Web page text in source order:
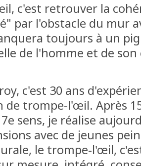
c'est retrouver la
par l'obstacle du mur
toujours à un
de l'homme et de
c'est 30 ans
de trompe-l'œil. Après
sens, je réalise
avec de jeunes
le trompe-l'œil,